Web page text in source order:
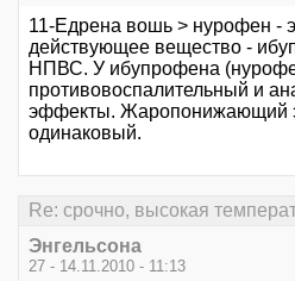
11-Едрена вошь > нурофен -
действующее вещество -
НПВС. У ибупрофена
противовоспалительный и
эффекты. Жаропонижающий
одинаковый.
Re: срочно, высокая
Энгельсона
27 - 14.11.2010 - 11:13